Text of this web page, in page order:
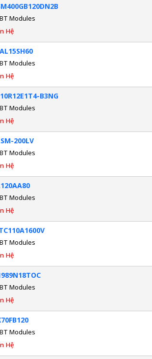
Modules
Hệ
Modules
Hệ
B3NG
Modules
Hệ
200LV
Modules
Hệ
Modules
Hệ
Modules
Hệ
Modules
Hệ
Modules
Hệ